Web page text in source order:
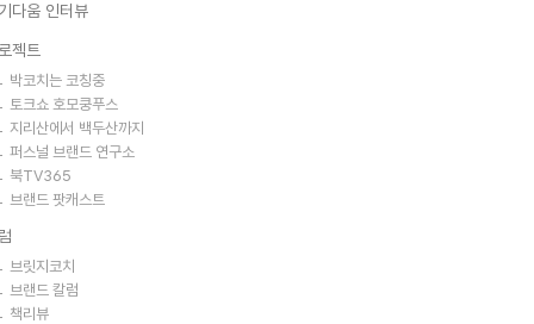
다움 인터뷰
젝트
박코치는 코칭중
토크쇼 호모쿵푸스
지리산에서 백두산까지
퍼스널 브랜드 연구소
북TV365
브랜드 팟캐스트
브릿지코치
브랜드 칼럼
책리뷰